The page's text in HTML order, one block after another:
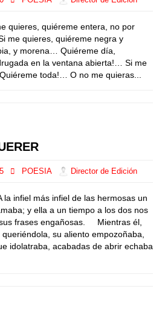
quieres, quiéreme entera, no por
me quieres, quiéreme negra y
y morena… Quiéreme día,
en la ventana abierta!… Si me
toda!… O no me quieras...
POESIA Director de Edición
infiel más infiel de las hermosas un
y ella a un tiempo a los dos nos
frases engañosas. Mientras él,
su aliento empozoñaba,
idolatraba, acabadas de abrir echaba